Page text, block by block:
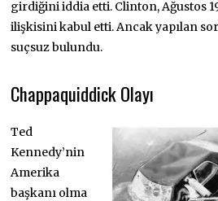
girdiğini iddia etti. Clinton, Ağustos
ilişkisini kabul etti. Ancak yapılan
suçsuz bulundu.
Chappaquiddick Olayı
Ted
Kennedy’nin
Amerika
başkanı olma